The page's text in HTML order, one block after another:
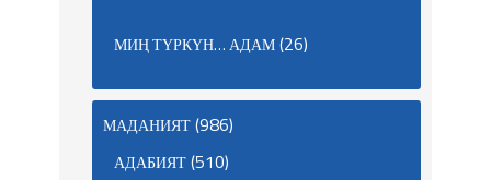
МИҢ ТҮРКҮН… АДАМ(26)
МАДАНИЯТ(986)
АДАБИЯТ(510)